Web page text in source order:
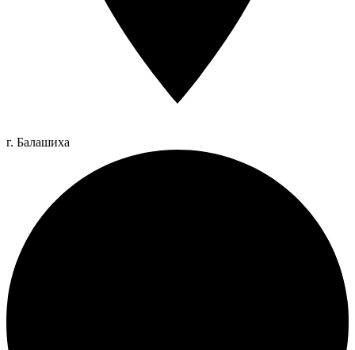
г. Балашиха